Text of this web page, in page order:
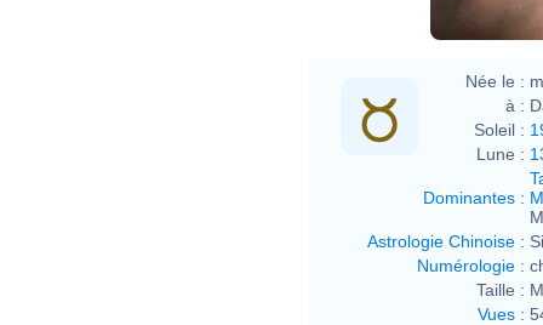
Née le :
à :
Soleil :
Lune :
Dominantes :
Astrologie Chinoise :
Numérologie :
Taille :
Vues :